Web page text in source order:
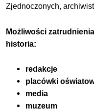
Zjednoczonych,
Możliwości
historia:
redakcje
placówki
media
muzeum